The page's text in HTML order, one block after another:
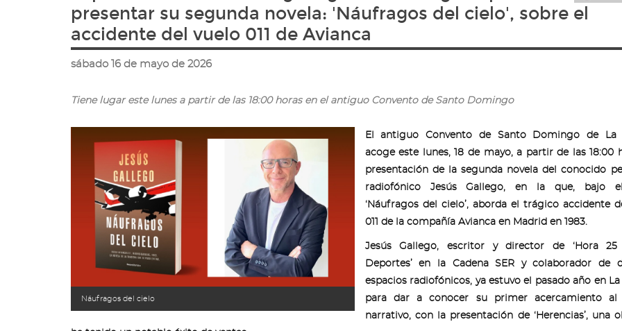
a
la
página
de
presentar su segunda novela: 'Náufragos del cielo', sobre el
accidente del vuelo 011 de Avianca
sábado 16 de mayo de 2026
Tiene lugar este lunes a partir de las 18:00 horas en el antiguo Convento de Santo Domingo
Náufragos del cielo
El antiguo Convento de Santo Domingo de La
acogeeste lunes, 18 de mayo, a partir de las 18:00
presentación de la segunda novela del conocido
radiofónico Jesús Gallego, en la que, bajo
‘Náufragos del cielo’, aborda el trágico accidente
011 de la compañía Avianca en Madrid en 1983.
Jesús Gallego, escritor y director de ‘Hora
Deportes’ en la Cadena SER y colaborador de
espacios radiofónicos, ya estuvo el pasado año en
para dar a conocer su primer acercamiento al
narrativo, con la presentación de ‘Herencias’, una